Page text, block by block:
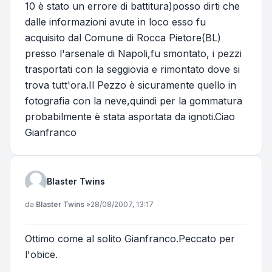
10 è stato un errore di battitura)posso dirti che
dalle informazioni avute in loco esso fu
acquisito dal Comune di Rocca Pietore(BL)
presso l'arsenale di Napoli,fu smontato, i pezzi
trasportati con la seggiovia e rimontato dove si
trova tutt'ora.Il Pezzo è sicuramente quello in
fotografia con la neve,quindi per la gommatura
probabilmente è stata asportata da ignoti.Ciao
Gianfranco
Blaster Twins
Messaggio
da Blaster Twins »28/08/2007, 13:17
Ottimo come al solito Gianfranco.Peccato per
l'obice.